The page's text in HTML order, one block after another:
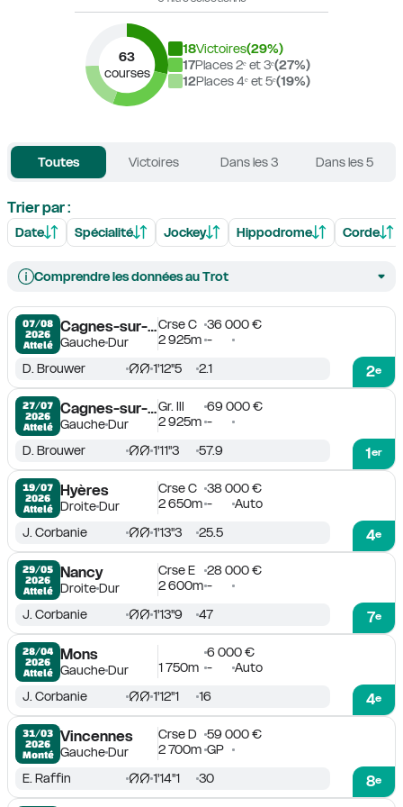
63
courses
18Victoires(29%)
17Places 2ᵉ et 3ᵉ(27%)
12Places 4ᵉ et 5ᵉ(19%)
Toutes Victoires Dans les 3 Dans les 5
Trier par :
Date Spécialité Jockey Hippodrome Corde
Comprendre les données au Trot
07/08
2026
Attelé
Cagnes-sur-Mer
GaucheDur
Crse C
36 000 €
2 925m -
2e
D. Brouwer 1'12''5 2.1
27/07
2026
Attelé
Cagnes-sur-Mer
GaucheDur
Gr. III
69 000 €
2 925m -
1er
D. Brouwer 1'11''3 57.9
19/07
2026
Attelé
Hyères
DroiteDur
Crse C
38 000 €
2 650m - Auto
4e
J. Corbanie 1'13''3 25.5
29/05
2026
Attelé
Nancy
DroiteDur
Crse E
28 000 €
2 600m -
7e
J. Corbanie 1'13''9 47
28/04
2026
Attelé
Mons
GaucheDur
6 000 €
1 750m - Auto
4e
J. Corbanie 1'12''1 16
31/03
2026
Monté
Vincennes
GaucheDur
Crse D
59 000 €
2 700m GP
8e
E. Raffin 1'14''1 30